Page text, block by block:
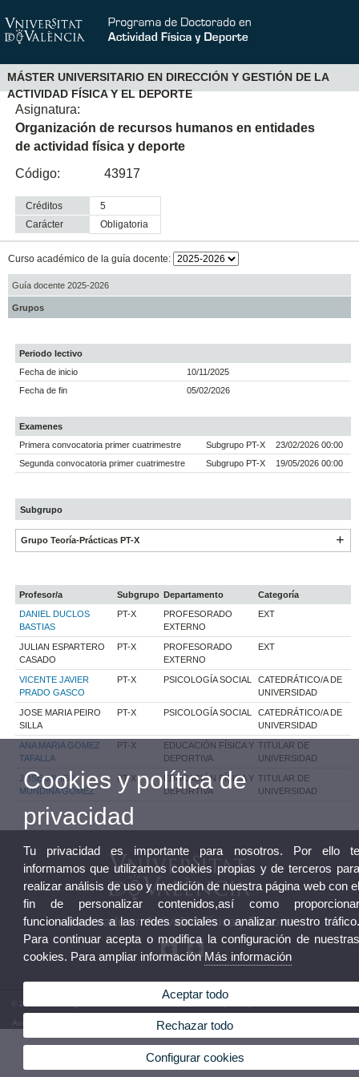
MÁSTER UNIVERSITARIO EN DIRECCIÓN Y GESTIÓN DE LA
ACTIVIDAD FÍSICA Y EL DEPORTE
Asignatura:
Organización de recursos humanos en entidades
de actividad física y deporte
Código:
43917
Créditos
5
Carácter
obligatoria
Curso académico de la guía docente:
Guía docente 2025-2026
Grupos
Periodo lectivo
Fecha de inicio
10/11/2025
Fecha de fin
05/02/2026
Examenes
Primera convocatoria primer cuatrimestre
Subgrupo PT-X
23/02/2026 00:00
Segunda convocatoria primer cuatrimestre
Subgrupo PT-X 19/05/2026 00:00
Subgrupo
Grupo Teoría-Prácticas PT-X
Profesor/a Subgrupo Departamento
Categoría
DANIEL DUCLOS
BASTIAS
PT-X
PROFESORADO
EXTERNO
EXT
JULIAN ESPARTERO
CASADO
PT-X
PROFESORADO
EXTERNO
EXT
VICENTE JAVIER
PRADO GASCO
PT-X PSICOLOGÍA SOCIAL
CATEDRÁTICO/A DE
UNIVERSIDAD
JOSE MARIA PEIRO
SILLA
PT-X PSICOLOGÍA SOCIAL
CATEDRÁTICO/A DE
UNIVERSIDAD
ANA MARIA GOMEZ
TAFALLA
PT-X
EDUCACIÓN FÍSICA Y
DEPORTIVA
TITULAR DE
UNIVERSIDAD
JOSE JAVIER
MUNDINA GOMEZ
PT-X
EDUCACIÓN FÍSICA Y
DEPORTIVA
TITULAR DE
UNIVERSIDAD
Doctorado en Actividad Física y Deporte
© 2026 UV. - Programa de Doctorado en Actividad Física y el Deporte. Teléfono: 96 3864354
Aviso legal Política privacidad|Cookies|Transparencia
Cookies y política de
privacidad
Tu privacidad es importante para nosotros. Por ello
informamos que utilizamos cookies propias y de terceros
realizar análisis de uso y medición de nuestra página web con
fin de personalizar contenidos,así como
funcionalidades a las redes sociales o analizar nuestro
Para continuar acepta o modifica la configuración de
cookies. Para ampliar información Más información
Aceptar todo
Rechazar todo
Configurar cookies